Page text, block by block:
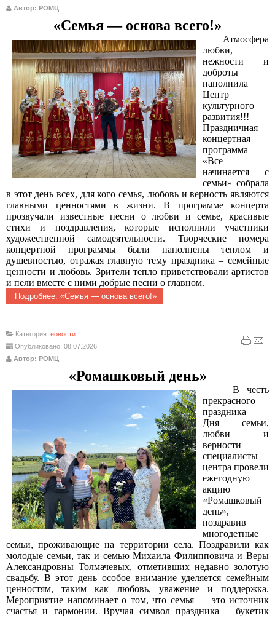
Автор: РОМЦ
«Семья — основа всего!»
Атмосфера
любви,
нежности и
доброты
наполнила
Центр
культурного
развития!!!
Праздничная
концертная
программа
«Все
начинается с
семьи» собрала
в этот день всех, для кого семья, любовь и верность являются
главными ценностями в жизни. В программе концерта
прозвучали известные песни о любви и семье, красивые
стихи и поздравления, которые исполнили участники
художественной самодеятельности.
Творческие номера
концертной программы были наполнены теплом и
душевностью, отражая главную тему праздника – семейные
ценности и любовь. Зрители тепло приветствовали артистов
и пели вместе с ними добрые песни о главном.
Подробнее: «Семья — основа всего!»
Категория: новости
Опубликовано: 08.07.2026
Автор: РОМЦ
«Ромашковый день»
В честь
прекрасного
праздника –
Дня семьи,
любви и
верности
специалисты
центра провели
ежегодную
акцию
«Ромашковый
день»,
поздравив
многодетные
семьи, проживающие на территории села. Поздравили как
молодые семьи, так и семью Михаила Филипповича и Веры
Александровны Толмачевых, отметивших недавно золотую
свадьбу. В этот день особое внимание уделяется семейным
ценностям, таким как любовь, уважение и поддержка.
Мероприятие напоминает о том, что семья — это источник
счастья и гармонии. Вручая символ праздника – букетик